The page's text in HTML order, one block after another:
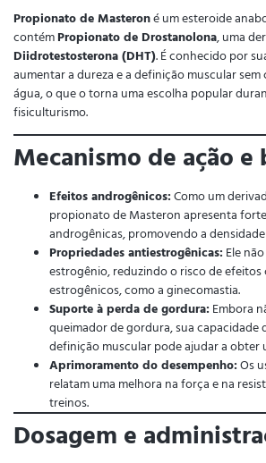
Propionato de Masteroné um esteroide
contémPropionato de Drostanolona, uma
Diidrotestosterona (DHT). É conhecido por
aumentar a dureza e a definição muscular
água, o que o torna uma escolha popular
fisiculturismo.
Mecanismo de ação
Efeitos androgênicos:Como um
propionato de Masteron apresenta
androgênicas, promovendo a
Propriedades antiestrogênicas:Ele
estrogênio, reduzindo o risco de efeitos
estrogênicos, como a ginecomastia.
Suporte à perda de gordura:Embora
queimador de gordura, sua capacidade
definição muscular pode ajudar a obter
Aprimoramento do desempenho:Os
relatam uma melhora na força e na
treinos.
Dosagem e